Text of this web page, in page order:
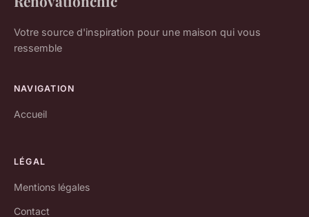
Votre source d'inspiration pour une maison qui vous
ressemble
NAVIGATION
Accueil
LÉGAL
Mentions légales
Contact